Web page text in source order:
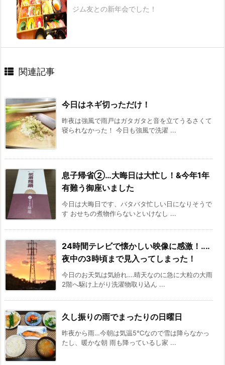
ジム友との新年会でした！
関連記事
今日はネギ切っただけ！
昨夜は強風で雨戸はガタガタと音を立てうるさくて
寝られなかった！ 今日も強風で洗濯 ...
息子帰省②…大晦日は大忙し！&今年1年
有難う御座いました
今日は大晦日です、バタバタ忙しい日になりそうで
す おせちの煮物作らないといけなし ...
24時間テレビで懐かしい映像に感激！‥‥
夜中の3時頃まで見入ってしまった！
今日のお天気は気紛れ‥‥晴天なのに急に大粒の大雨
2階へ駆け上がり洗濯物取り込ん ...
久し振りの雨でまったりの日曜日
昨夜から雨…今朝は気温5℃なので雪は降らなかっ
たし、暖かな朝 雨も降っているし家 ...